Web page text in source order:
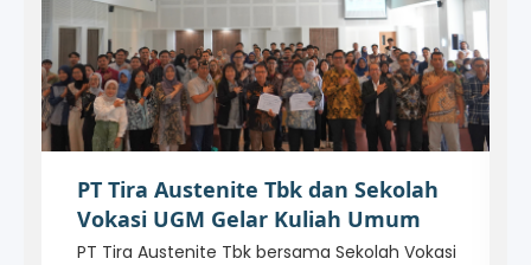
Kolaborasi PT. Tira Austenite, Tbk
dan Damkar Jakarta Utara dalam
Pelatihan Fire Drill
Pada 11 Juni 2025, PT. Tira Austenite, Tbk